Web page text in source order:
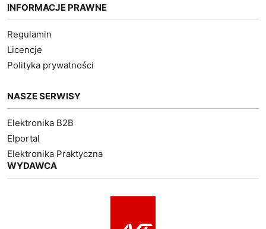
INFORMACJE PRAWNE
Regulamin
Licencje
Polityka prywatności
NASZE SERWISY
Elektronika B2B
Elportal
Elektronika Praktyczna
WYDAWCA